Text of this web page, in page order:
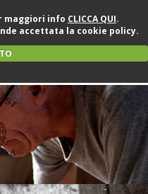
maggiori info CLICCA QUI.
accettata la cookie policy.